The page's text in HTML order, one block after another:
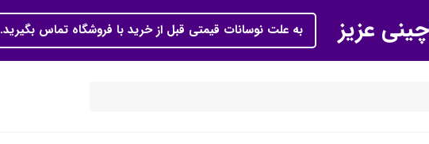
عزیز به علت نوسانات قیمتی قبل از خرید با فروشگاه تماس بگیرید.